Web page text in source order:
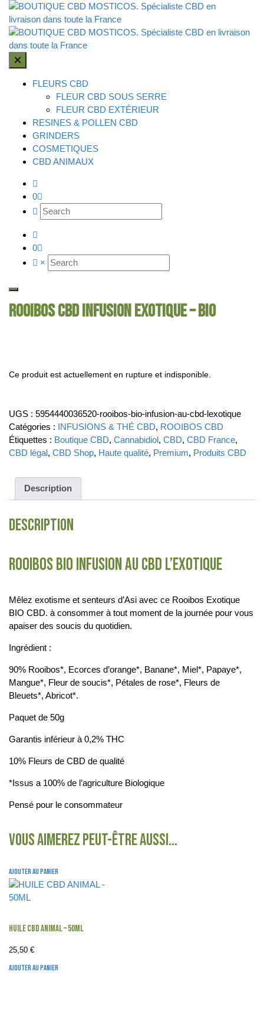
×
FLEURS CBD
FLEUR CBD SOUS SERRE
FLEUR CBD EXTÉRIEUR
RESINES & POLLEN CBD
GRINDERS
COSMETIQUES
CBD ANIMAUX
0
0
×
ROOIBOS CBD INFUSION EXOTIQUE – BIO
Ce produit est actuellement en rupture et indisponible.
UGS : 5954440036520-rooibos-bio-infusion-au-cbd-lexotique
Catégories : INFUSIONS & THÉ CBD, ROOIBOS CBD
Étiquettes : Boutique CBD, Cannabidiol, CBD, CBD France,
CBD légal, CBD Shop, Haute qualité, Premium, Produits CBD
Description
Description
ROOIBOS BIO INFUSION AU CBD L’EXOTIQUE
Mêlez exotisme et senteurs d’Asi avec ce Rooibos Exotique
BIO CBD. à consommer à tout moment de la journée pour vous
apaiser des soucis du quotidien.
Ingrédient :
90% Rooibos*, Ecorces d’orange*, Banane*, Miel*, Papaye*,
Mangue*, Fleur de soucis*, Pétales de rose*, Fleurs de
Bleuets*, Abricot*.
Paquet de 50g
Garantis inférieur à 0,2% THC
10% Fleurs de CBD de qualité
*Issus a 100% de l’agriculture Biologique
Pensé pour le consommateur
Vous aimerez peut-être aussi…
Ajouter au panier
HUILE CBD ANIMAL – 50ML
25,50 €
Ajouter au panier